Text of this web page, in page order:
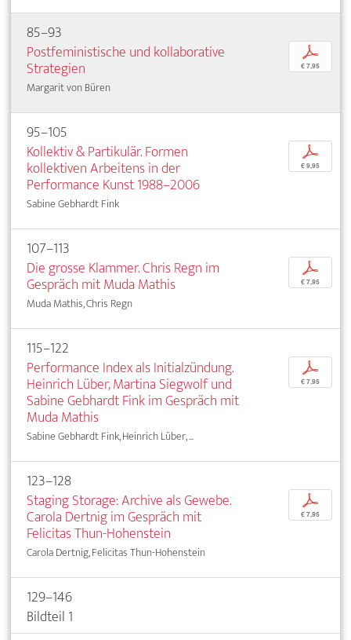
85–93
Postfeministische und kollaborative
Strategien
Margarit von Büren
p
€ 7,95
95–105
Kollektiv & Partikulär. Formen
kollektiven Arbeitens in der
Performance Kunst 1988–2006
Sabine Gebhardt Fink
p
€ 9,95
107–113
Die grosse Klammer. Chris Regn im
Gespräch mit Muda Mathis
Muda Mathis, Chris Regn
p
€ 7,95
115–122
Performance Index als Initialzündung.
Heinrich Lüber, Martina Siegwolf und
Sabine Gebhardt Fink im Gespräch mit
Muda Mathis
Sabine Gebhardt Fink, Heinrich Lüber, ...
p
€ 7,95
123–128
Staging Storage: Archive als Gewebe.
Carola Dertnig im Gespräch mit
Felicitas Thun-Hohenstein
Carola Dertnig, Felicitas Thun-Hohenstein
p
€ 7,95
129–146
Bildteil 1